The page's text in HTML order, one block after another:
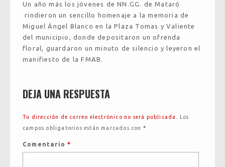
Un año más los jóvenes de NN.GG. de Mataró
rindieron un sencillo homenaje a la memoria de
Miguel Ángel Blanco en la Plaza Tomas y Valiente
del municipio, donde depositaron un ofrenda
floral, guardaron un minuto de silencio y leyeron el
manifiesto de la FMAB.
DEJA UNA RESPUESTA
Tu dirección de correo electrónico no será publicada.
Los
campos obligatorios están marcados con *
Comentario*